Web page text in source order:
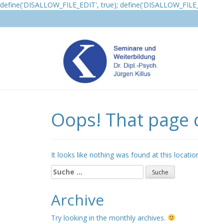
define('DISALLOW_FILE_EDIT', true);
Oops! That page
It looks like nothing was found at this
Suche
nach:
Archive
Try looking in the monthly archives.